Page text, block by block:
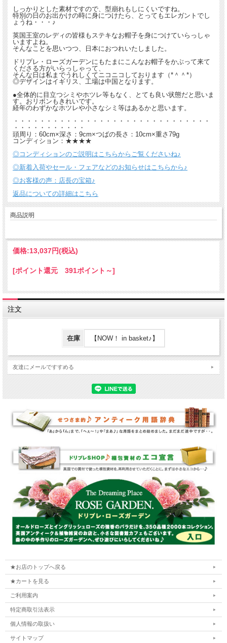
しっかりとした素材ですので、型崩れもしにくいですね。
特別の日のお出かけの時に身につけたら、とってもエレガントでし
ょうね・・・♪
英国王室のレディの皆様もステキなお帽子を身につけていらっしゃ
いますよね。
そんなことを思いつつ、日本におつれいたしました。
ドリプレ・ローズガーデンにもたまにこんなお帽子をかぶって来て
くださる方がいらっしゃって、
そんな日は私までうれしくてニコニコしております（*＾＾*）
◎デザインはイギリス、工場は中国となります。
●全体的に目立つシミやホツレ等もなく、とても良い状態だと思いま
す。おリボンもきれいです。
経年のわずかなホツレや小さなシミ等はあるかと思います。
・・・・・・・・・・・・・・・・・・・・・・・・・・・・・・
・・・・・・・・・・・
頭周り：60cm×深さ：9cm×つばの長さ：10cm×重さ79g
コンディション：★★★★
◎コンディションのご説明はこちらからご覧くださいね♪
◎新着入荷やセール・フェアなどのお知らせはこちらから♪
◎お客様の声：店長の宝箱♪
返品についての詳細はこちら
商品説明
価格:13,037円(税込)
[ポイント還元 391ポイント～]
注文
在庫 【NOW！ in basket♪】
友達にメールですすめる
★お店のトップへ戻る
★カートを見る
ご利用案内
特定商取引法表示
個人情報の取扱い
サイトマップ